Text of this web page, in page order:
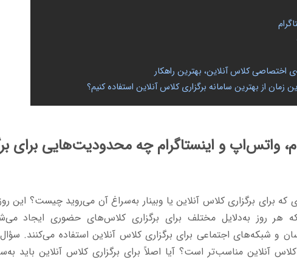
اختصاصی کلاس آنلاین، بهترین راهکار
زمان از بهترین سامانه برگزاری کلاس آنلاین استفاده کنیم؟
واتس‌اپ و اینستاگرام چه محدودیت‌هایی برای
که برای برگزاری کلاس آنلاین یا وبینار به‌سراغ آن می‌روید چیست؟ این
روز به‌دلایل مختلف برای برگزاری کلاس‌های حضوری ایجاد
و شبکه‌های اجتماعی برای برگزاری کلاس آنلاین استفاده می‌کنند.
کلاس آنلاین مناسب‌تر است؟ آیا اصلاً برای برگزاری کلاس آنلاین باید